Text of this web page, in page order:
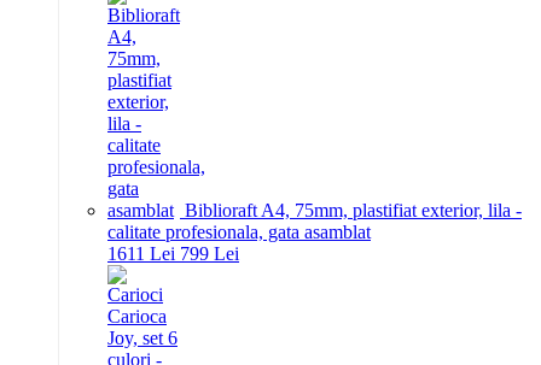
Biblioraft A4, 75mm, plastifiat exterior, lila -
calitate profesionala, gata asamblat
1611 Lei 799 Lei